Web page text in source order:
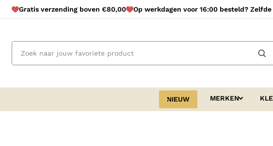
Gratis verzending boven €80,00 Op werkdagen voor 16:00 besteld?
NIEUW MERKEN